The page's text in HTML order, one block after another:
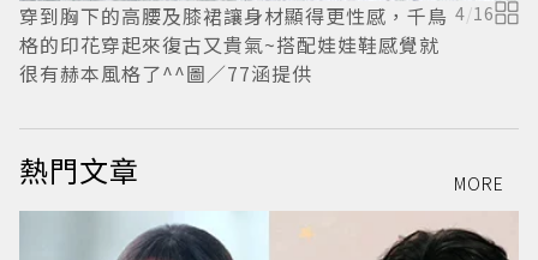
穿到胸下的高腰及膝裙讓身材顯得更性感，千鳥
格的印花穿起來復古又貴氣~搭配娃娃鞋感覺就
很有赫本風格了^^圖／77涵提供
4/16
熱門文章 MORE